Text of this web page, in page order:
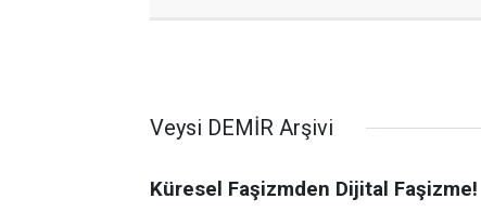
Veysi DEMİR Arşivi
Küresel Faşizmden Dijital Faşizme!